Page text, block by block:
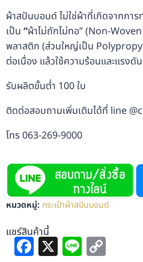
ผ้าสปันบอนด์ ไม่ใช่ผ้าที่เกิดจากกา
เป็น “ผ้าไม่ถักไม่ทอ” (Non-
พลาสติก (ส่วนใหญ่เป็น
ต่อเนื่อง แล้วใช้ความร้อนและแรง
รับผลิตขั้นต่ำ 100 ใบ
ติดต่อสอบถามเพิ่มเติมได้ที่ line
โทร 063-269-9000
หมวดหมู่: กระเป๋าผ้าสปันบอนด์
แชร์สินค้านี้Facebook
X Line